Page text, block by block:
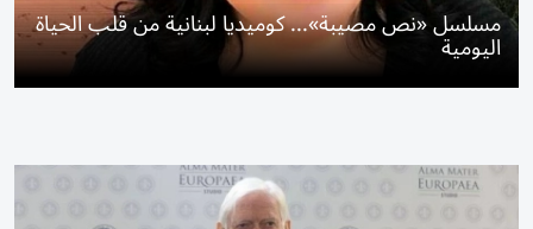
مسلسل «نص مصيبة»... كوميديا لبنانية من قلب الحياة
اليومية